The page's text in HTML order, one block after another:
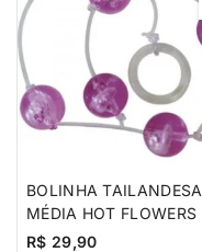
BOLINHA TAILANDESA
MÉDIA HOT FLOWERS
R$ 29,90